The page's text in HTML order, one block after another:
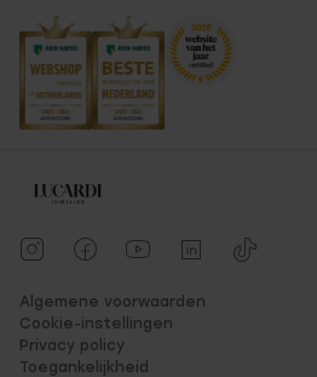
Algemene voorwaarden
Cookie-instellingen
Privacy policy
Toegankelijkheid